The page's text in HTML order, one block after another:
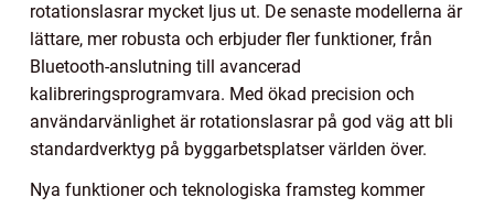
rotationslasrar mycket ljus ut. De senaste modellerna är
lättare, mer robusta och erbjuder fler funktioner, från
Bluetooth-anslutning till avancerad
kalibreringsprogramvara. Med ökad precision och
användarvänlighet är rotationslasrar på god väg att bli
standardverktyg på byggarbetsplatser världen över.
Nya funktioner och teknologiska framsteg kommer